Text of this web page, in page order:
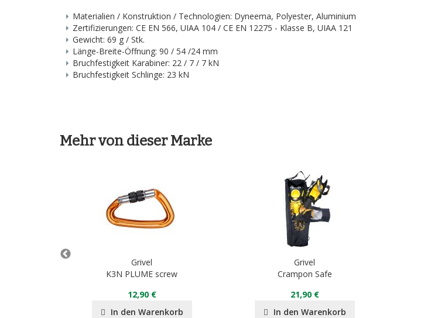
Materialien / Konstruktion / Technologien: Dyneema, Polyester, Aluminium
Zertifizierungen: CE EN 566, UIAA 104 / CE EN 12275 - Klasse B, UIAA 121
Gewicht: 69 g / Stk.
Länge-Breite-Öffnung: 90 / 54 /24 mm
Bruchfestigkeit Karabiner: 22 / 7 / 7 kN
Bruchfestigkeit Schlinge: 23 kN
Mehr von dieser Marke
Grivel
K3N PLUME screw
12,90 €
In den Warenkorb
Grivel
Crampon Safe
21,90 €
In den Warenkorb